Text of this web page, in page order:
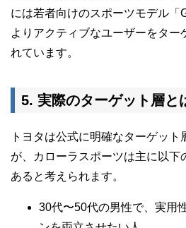
には若者向けのスポーツモデル「
よりアクティブなユーザーをター
れています。
5. 実際のターゲット層と
トヨタは公式に明確なターゲッ
が、カローラスポーツは主に以下
あると考えられます。
30代〜50代の男性で、実用